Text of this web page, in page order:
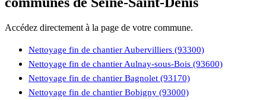
Accédez directement à la page de votre commune.
Nettoyage fin de chantier Aubervilliers (93300)
Nettoyage fin de chantier Aulnay-sous-Bois (93600)
Nettoyage fin de chantier Bagnolet (93170)
Nettoyage fin de chantier Bobigny (93000)